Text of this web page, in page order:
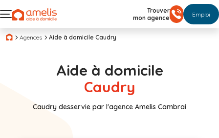
Trouver
mon agence
Emploi
Agences Aide à domicile Caudry
Aide à domicile
Caudry
Caudry desservie par l'agence Amelis Cambrai